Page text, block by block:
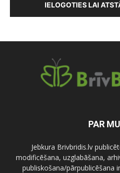
IELOGOTIES LAI
PAR
Jebkura Brivbridis.lv
modificēšana, uzglabāšana,
publiskošana/pārpublicēšana